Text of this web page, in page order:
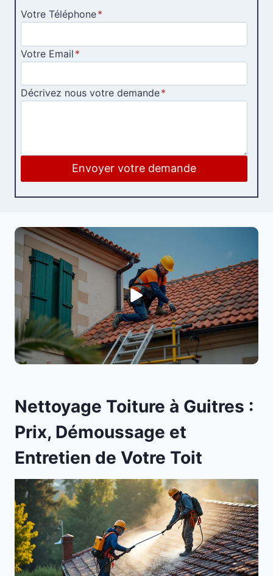
Votre Téléphone*
Votre Email *
Décrivez nous votre demande*
Envoyer votre demande
Nettoyage Toiture à Guitres :
Prix, Démoussage et
Entretien de Votre Toit